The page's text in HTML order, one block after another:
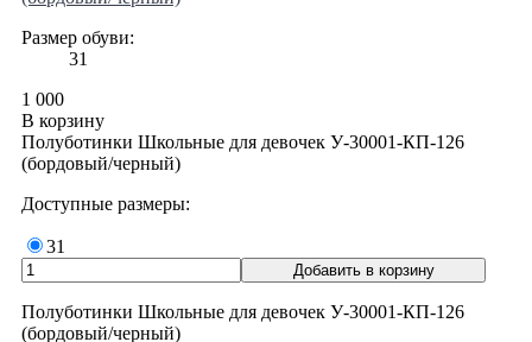
Размер обуви:
31
1 000
В корзину
Полуботинки Школьные для девочек У-30001-КП-126
(бордовый/черный)
Доступные размеры:
31
Полуботинки Школьные для девочек У-30001-КП-126
(бордовый/черный)